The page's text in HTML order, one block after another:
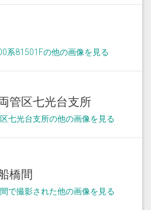
系81501Fの他の画像を見る
管区七光台支所
七光台支所の他の画像を見る
橋間
で撮影された他の画像を見る